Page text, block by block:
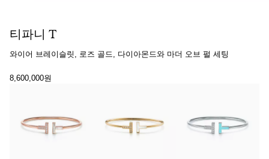
티파니 T
와이어 브레이슬릿, 로즈 골드, 다이아몬드와 마더 오브 펄 세팅
8,600,000원